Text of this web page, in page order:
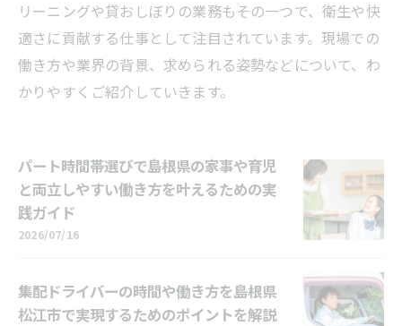
リーニングや貸おしぼりの業務もその一つで、衛生や快
適さに貢献する仕事として注目されています。現場での
働き方や業界の背景、求められる姿勢などについて、わ
かりやすくご紹介していきます。
パート時間帯選びで島根県の家事や育児
と両立しやすい働き方を叶えるための実
践ガイド
2026/07/16
集配ドライバーの時間や働き方を島根県
松江市で実現するためのポイントを解説